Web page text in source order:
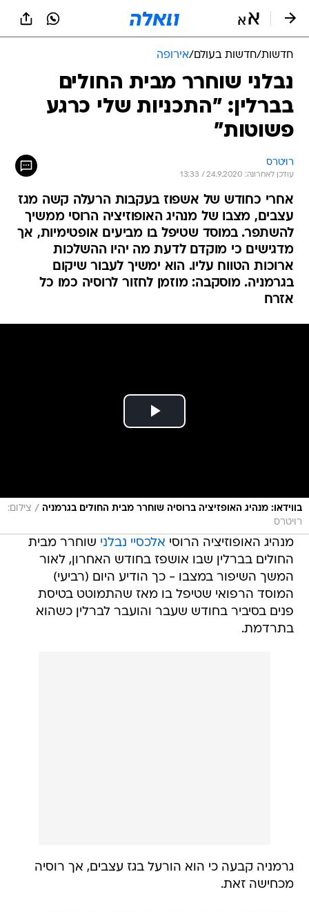
חדשות/חדשות בעולם/אירופה
נבלני שוחרר מבית החולים
בברלין: "התכניות שלי כרגע
פשוטות"
רויטרס
עודכן לאחרונה: 24.9.2020 / 13:33
אחרי כחודש של אשפוז בעקבות הרעלה קשה מגז
עצבים, מצבו של מנהיג האופוזיציה הרוסי ממשיך
להשתפר. במוסד שטיפל בו מביעים אופטימיות, אך
מדגישים כי מוקדם לדעת מה יהיו ההשלכות
ארוכות הטווח עליו. הוא ימשיך לעבור שיקום
בגרמניה. מוסקבה: מוזמן לחזור לרוסיה כמו כל
אזרח
בווידאו: מנהיג האופזיציה ברוסיה שוחרר מבית החולים בגרמניה / צילום:
רויטרס
מנהיג האופוזיציה הרוסי אלכסיי נבלני שוחרר מבית
החולים בברלין שבו אושפז בחודש האחרון, לאור
המשך השיפור במצבו - כך הודיע היום (רביעי)
המוסד הרפואי שטיפל בו מאז שהתמוטט בטיסת
פנים בסיביר בחודש שעבר והועבר לברלין כשהוא
בתרדמת.
גרמניה קבעה כי הוא הורעל בגז עצבים, אך רוסיה
מכחישה זאת.